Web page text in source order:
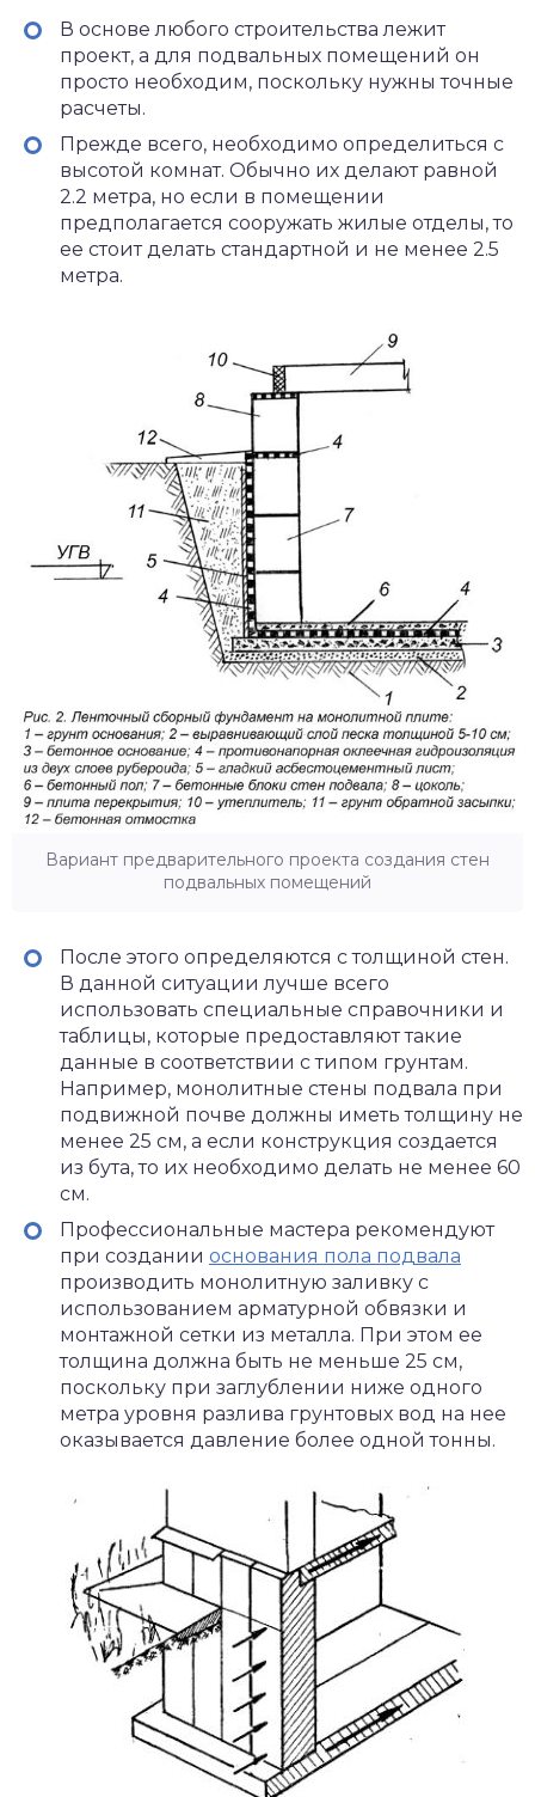
В основе любого строительства лежит
проект, а для подвальных помещений он
просто необходим, поскольку нужны точные
расчеты.
Прежде всего, необходимо определиться с
высотой комнат. Обычно их делают равной
2.2 метра, но если в помещении
предполагается сооружать жилые отделы, то
ее стоит делать стандартной и не менее 2.5
метра.
Вариант предварительного проекта создания стен
подвальных помещений
После этого определяются с толщиной стен.
В данной ситуации лучше всего
использовать специальные справочники и
таблицы, которые предоставляют такие
данные в соответствии с типом грунтам.
Например, монолитные стены подвала при
подвижной почве должны иметь толщину не
менее 25 см, а если конструкция создается
из бута, то их необходимо делать не менее 60
см.
Профессиональные мастера рекомендуют
при создании основания пола подвала
производить монолитную заливку с
использованием арматурной обвязки и
монтажной сетки из металла. При этом ее
толщина должна быть не меньше 25 см,
поскольку при заглублении ниже одного
метра уровня разлива грунтовых вод на нее
оказывается давление более одной тонны.